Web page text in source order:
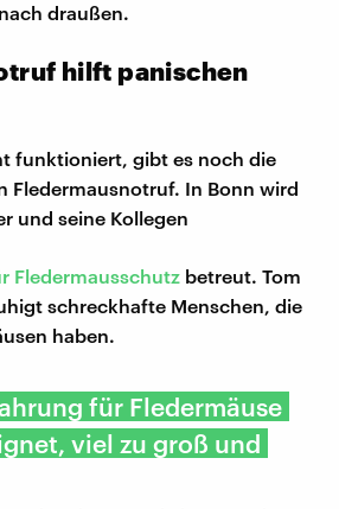
draußen.
hilft panischen
funktioniert, gibt es noch die
Fledermausnotruf. In Bonn wird
und seine Kollegen
Fledermausschutz betreut. Tom
schreckhafte Menschen, die
haben.
für Fledermäuse
viel zu groß und